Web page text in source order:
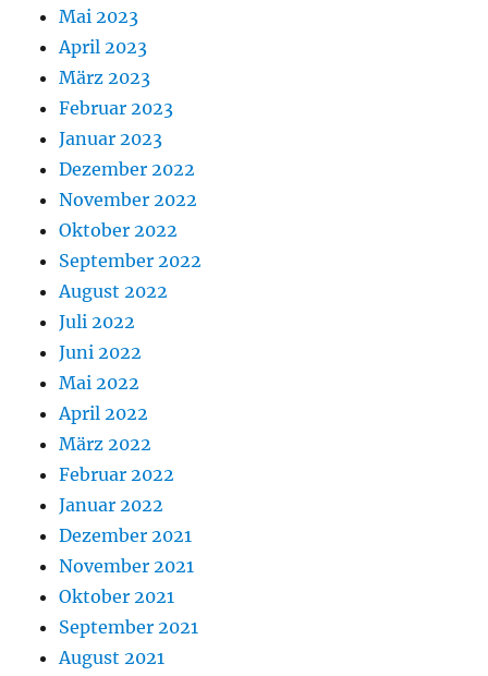
Mai 2023
April 2023
März 2023
Februar 2023
Januar 2023
Dezember 2022
November 2022
Oktober 2022
September 2022
August 2022
Juli 2022
Juni 2022
Mai 2022
April 2022
März 2022
Februar 2022
Januar 2022
Dezember 2021
November 2021
Oktober 2021
September 2021
August 2021